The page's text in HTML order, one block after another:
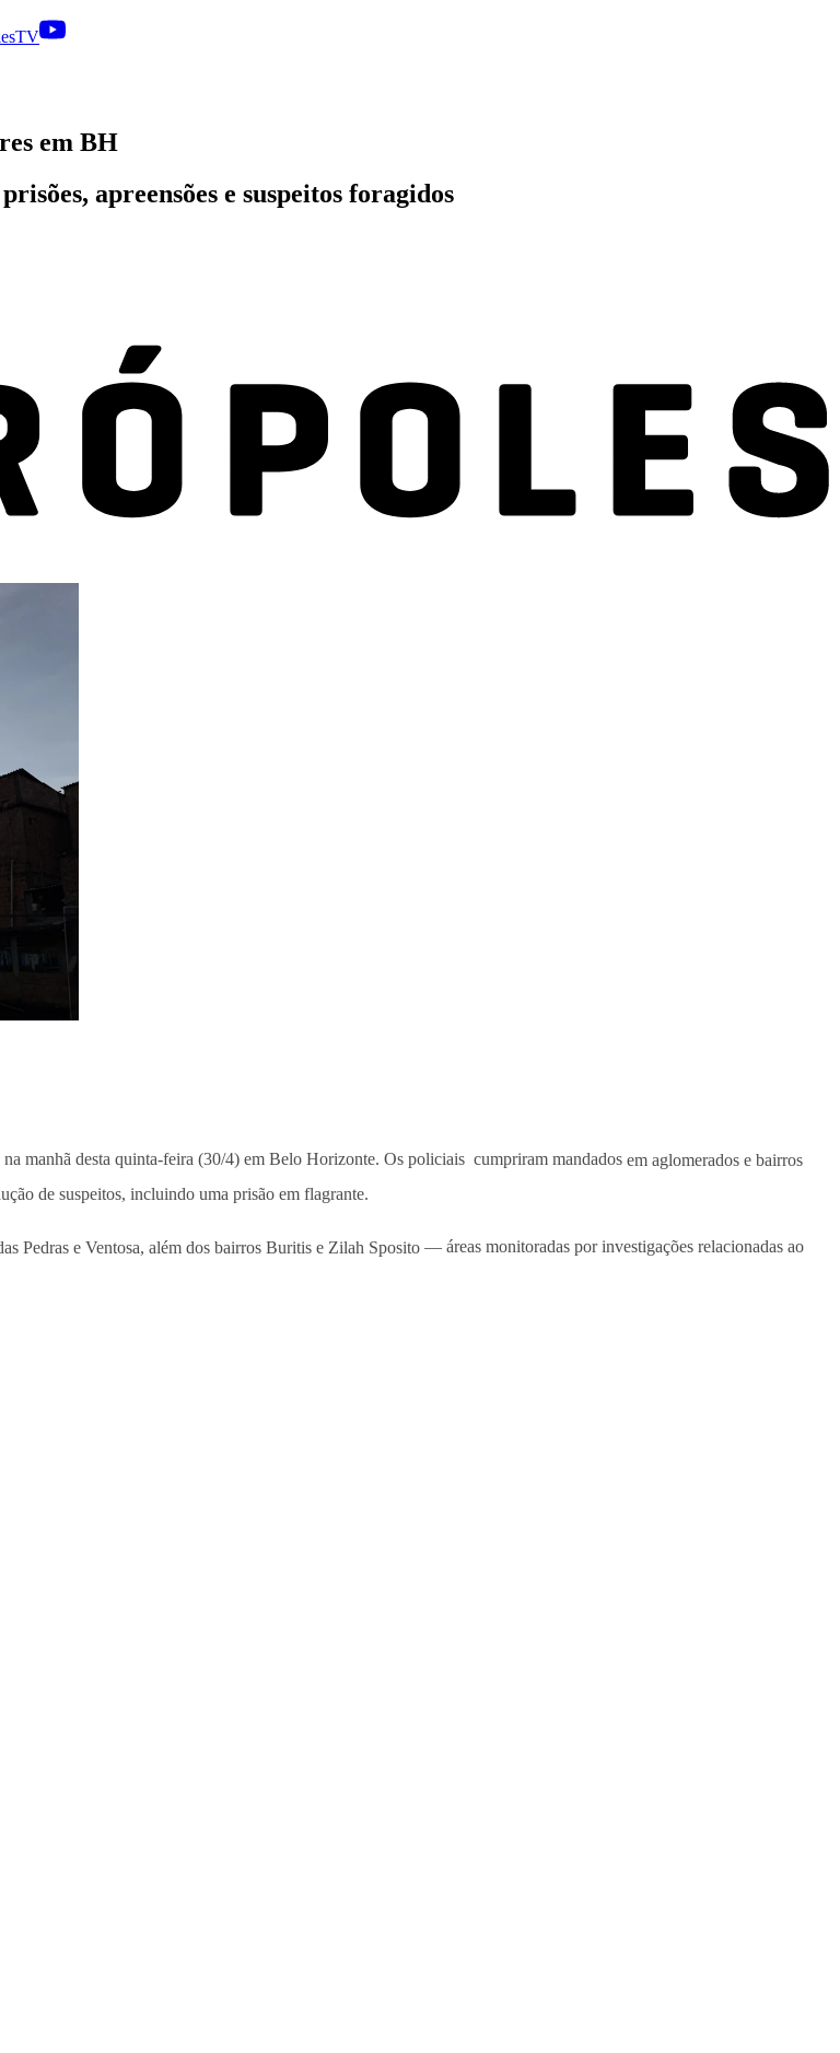
em BH
apreensões e suspeitos foragidos
manhã desta quinta-feira (30/4) em Belo Horizonte. Os policiais cumpriram mandados em aglomerados e bairros
de suspeitos, incluindo uma prisão em flagrante.
Pedras e Ventosa, além dos bairros Buritis e Zilah Sposito — áreas monitoradas por investigações relacionadas ao